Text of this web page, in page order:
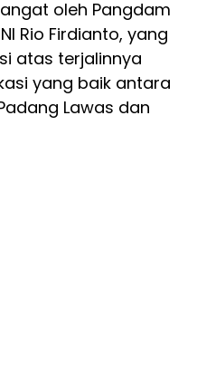
oleh Pangdam
Rio Firdianto, yang
atas terjalinnya
yang baik antara
Lawas dan